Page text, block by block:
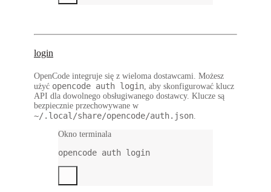
login
OpenCode integruje się z wieloma dostawcami. Możesz
użyć opencode auth login, aby skonfigurować klucz
API dla dowolnego obsługiwanego dostawcy. Klucze są
bezpiecznie przechowywane w
~/.local/share/opencode/auth.json.
Okno terminala
opencode auth login